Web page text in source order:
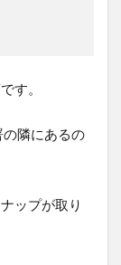
す。
隣にあるの
ップが取り